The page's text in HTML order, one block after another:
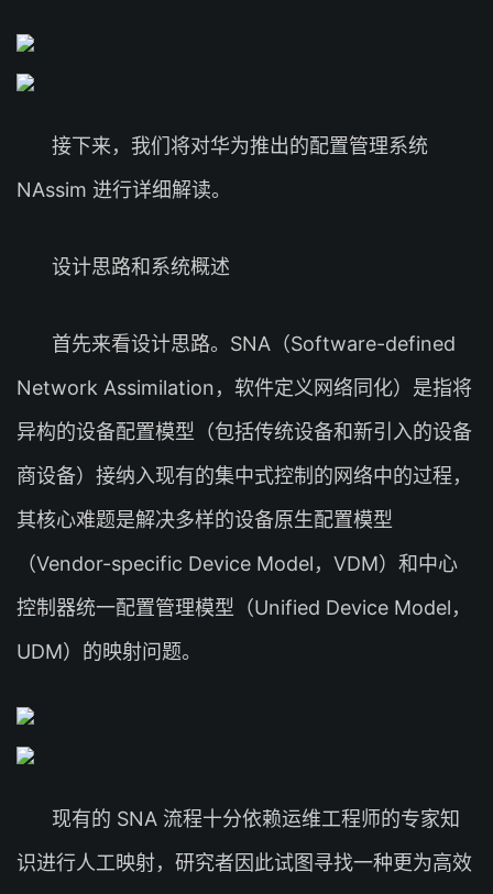
接下来，我们将对华为推出的配置管理系统
NAssim 进行详细解读。
设计思路和系统概述
首先来看设计思路。SNA（Software-defined
Network Assimilation，软件定义网络同化）是指将
异构的设备配置模型（包括传统设备和新引入的设备
商设备）接纳入现有的集中式控制的网络中的过程，
其核心难题是解决多样的设备原生配置模型
（Vendor-specific Device Model，VDM）和中心
控制器统一配置管理模型（Unified Device Model，
UDM）的映射问题。
现有的 SNA 流程十分依赖运维工程师的专家知
识进行人工映射，研究者因此试图寻找一种更为高效